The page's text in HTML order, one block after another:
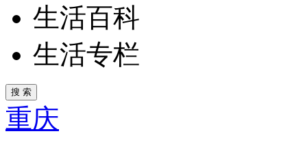
生活百科
生活专栏
重庆